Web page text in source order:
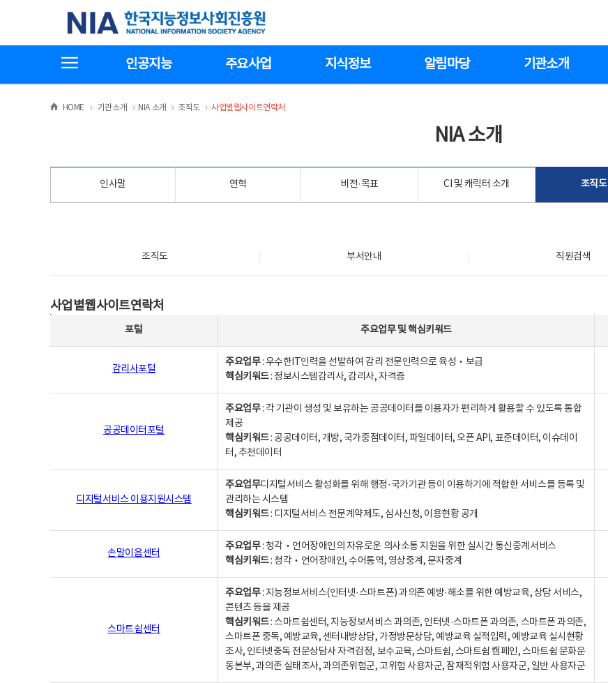
기
한국지능정보사회진흥원
인공지능 주요사업 지식정보 알림마당 기관소개
HOME >
기관소개 >NIA 소개 >
조직도 >
사업별웹사이트연락처
NIA 소개
인사말 연혁 비전·목표 CI 및 캐릭터 소개 조직도
조직도 부서안내 직원검색
사업별웹사이트연락처
포털 주요업무및핵심키워드
감리사포털
주요업무: 우수한IT인력을 선발하여 감리 전문인력으로 육성‧보급
핵심키워드: 정보시스템감리사, 감리사, 자격증
공공데이터포털
주요업무: 각 기관이 생성 및 보유하는 공공데이터를 이용자가 편리하게 활용할 수 있도록 통합
제공
핵심키워드: 공공데이터, 개방, 국가중점데이터, 파일데이터, 오픈 API, 표준데이터, 이슈데이
터, 추천데이터
디지털서비스 이용지원시스템
주요업무디지털서비스 활성화를 위해 행정·국가기관 등이 이용하기에 적합한 서비스를 등록 및
관리하는 시스템
핵심키워드: 디지털서비스 전문계약제도, 심사신청, 이용현황 공개
손말이음센터
주요업무: 청각‧언어장애인의 자유로운 의사소통 지원을 위한 실시간 통신중계서비스
핵심키워드: 청각‧언어장애인, 수어통역, 영상중계, 문자중계
스마트쉼센터
주요업무: 지능정보서비스(인터넷·스마트폰) 과의존 예방·해소를 위한 예방교육, 상담 서비스,
콘텐츠 등을 제공
핵심키워드: 스마트쉼센터, 지능정보서비스 과의존, 인터넷·스마트폰 과의존, 스마트폰 과의존,
스마트폰 중독, 예방교육, 센터내방상담, 가정방문상담, 예방교육 실적입력, 예방교육 실시현황
조사, 인터넷중독 전문상담사 자격검정, 보수교육, 스마트쉼, 스마트쉼 캠페인, 스마트쉼 문화운
동본부, 과의존 실태조사, 과의존위험군, 고위험 사용자군, 잠재적위험 사용자군, 일반 사용자군